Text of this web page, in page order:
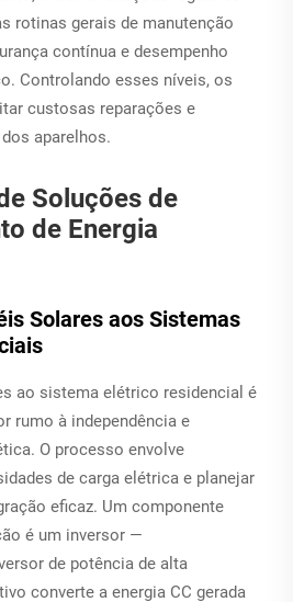
rotinas gerais de manutenção
contínua e desempenho
Controlando esses níveis, os
custosas reparações e
aparelhos.
Soluções de
de Energia
Solares aos Sistemas
ao sistema elétrico residencial é
rumo à independência e
O processo envolve
de carga elétrica e planejar
eficaz. Um componente
é um inversor —
de potência de alta
converte a energia CC gerada